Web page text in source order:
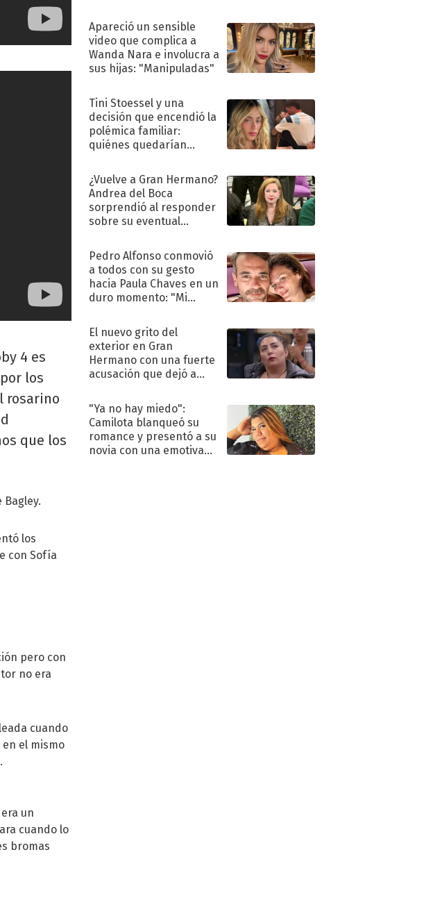
4 es
los
rosarino
que los
pero con
no era
cuando
el mismo
un
cuando lo
bromas
Apareció un sensible
video que complica a
Wanda Nara e involucra a
sus hijas: "Manipuladas"
Tini Stoessel y una
decisión que encendió la
polémica familiar:
quiénes quedarían
¿Vuelve a Gran Hermano?
Andrea del Boca
sorprendió al responder
sobre su eventual
Pedro Alfonso conmovió
a todos con su gesto
hacia Paula Chaves en un
duro momento: "Mi
terapéutico"
El nuevo grito del
exterior en Gran
Hermano con una fuerte
acusación que dejó a
"Traidora"
"Ya no hay miedo":
Camilota blanqueó su
romance y presentó a su
novia con una emotiva